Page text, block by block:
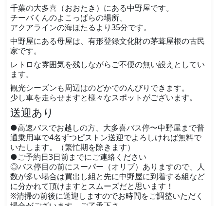
千葉の大多喜（おおたき）にある中野屋です。
チーバくんのよこっぱらの場所、
アクアラインの海ほたるより35分です。
中野屋にある母屋は、有形登録文化財の茅葺屋根の古民
家です。
レトロな雰囲気を残しながらご不便の無い設えとしてい
ます。
観光シーズンも周辺はのどかでのんびりできます。
少し車を走らせますと様々なスポットがございます。
送迎あり
●高速バスでお越しの方、大多喜バス停〜中野屋まで普
通乗用車で4名ずつピストン送迎でよろしければ無料で
いたします。（繁忙期を除きます）
●ご予約日3日前までにご連絡ください
◎バス停目の前にスーパー（オリブ）ありますので、人
数が多い場合は買出し組と先に中野屋に到着する組など
に分かれて頂けますとスムーズだと思います！
※清掃の前後に送迎しますのでお時間をご調整いただく